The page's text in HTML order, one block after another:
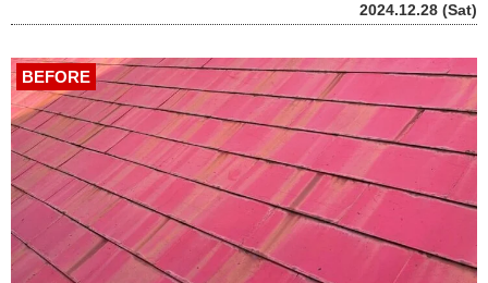
2024.12.28 (Sat)
BEFORE